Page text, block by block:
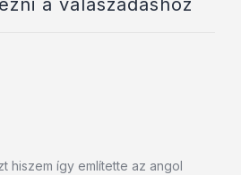
a válaszadáshoz
hiszem így említette az angol